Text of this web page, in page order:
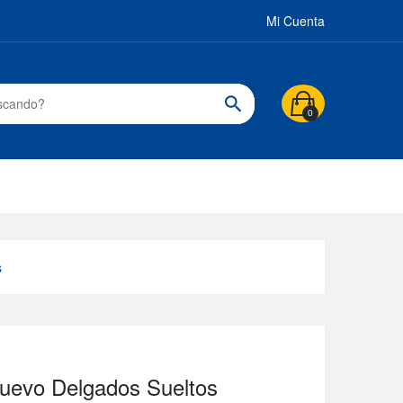
Mi Cuenta
0
Delgados Sueltos